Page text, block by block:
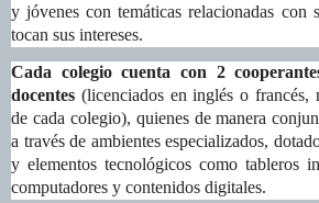
y jóvenes con temáticas relacionadas con
tocan sus intereses.
Cada colegio cuenta con 2
docentes (licenciados en inglés o francés,
de cada colegio), quienes de manera
a través de ambientes especializados,
y elementos tecnológicos como tableros
computadores y contenidos digitales.